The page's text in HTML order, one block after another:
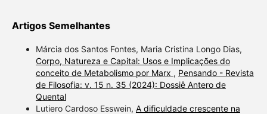
Artigos Semelhantes
Márcia dos Santos Fontes, Maria Cristina Longo Dias,
Corpo, Natureza e Capital: Usos e Implicações do
conceito de Metabolismo por Marx , Pensando - Revista
de Filosofia: v. 15 n. 35 (2024): Dossiê Antero de
Quental
Lutiero Cardoso Esswein, A dificuldade crescente na